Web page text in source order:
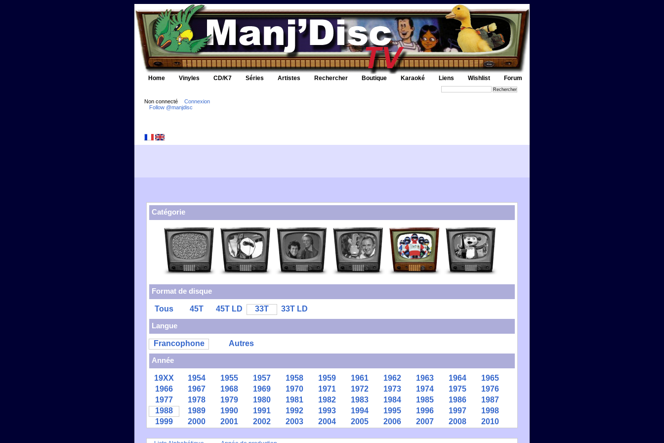
Home Vinyles CD/K7 Séries Artistes Rechercher Boutique Karaoké Liens Wishlist Forum
Non connecté
Connexion
Follow @manjdisc
Catégorie
Format de disque
Tous 45T 45T LD 33T
33T LD
Langue
Francophone
Autres
Année
19XX 1954 1955 1957 1958 1959 1961 1962 1963 1964
1965
1966
1967 1968 1969 1970 1971 1972 1973 1974 1975
1976
1977
1978 1979 1980 1981 1982 1983 1984 1985 1986
1987
1988
1989 1990 1991 1992 1993 1994 1995 1996 1997
1998
1999
2000 2001 2002 2003 2004 2005 2006 2007 2008 2010